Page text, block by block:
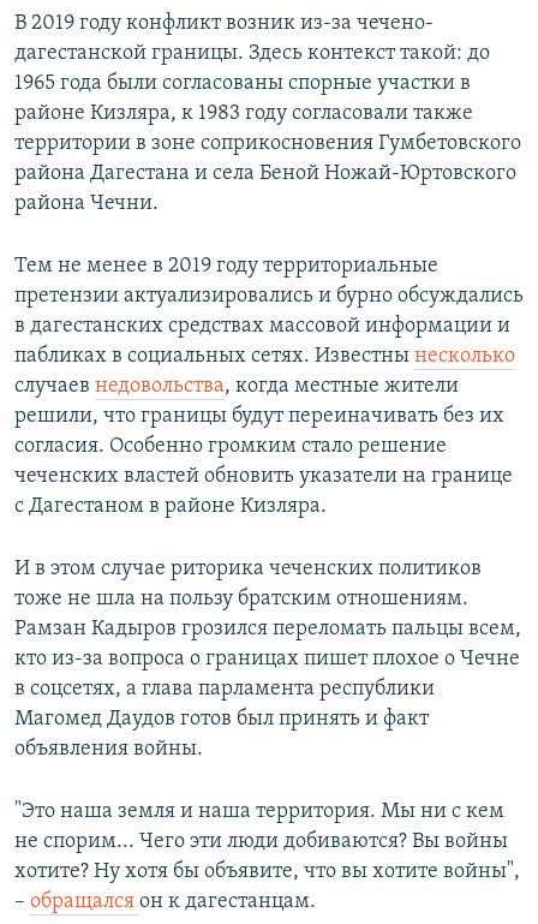
В 2019 году конфликт возник из-за чечено-
дагестанской границы. Здесь контекст такой: до
1965 года были согласованы спорные участки в
районе Кизляра, к 1983 году согласовали также
территории в зоне соприкосновения Гумбетовского
района Дагестана и села Беной Ножай-Юртовского
района Чечни.
Тем не менее в 2019 году территориальные
претензии актуализировались и бурно обсуждались
в дагестанских средствах массовой информации и
пабликах в социальных сетях. Известны несколько
случаев недовольства, когда местные жители
решили, что границы будут переиначивать без их
согласия. Особенно громким стало решение
чеченских властей обновить указатели на границе
с Дагестаном в районе Кизляра.
И в этом случае риторика чеченских политиков
тоже не шла на пользу братским отношениям.
Рамзан Кадыров грозился переломать пальцы всем,
кто из-за вопроса о границах пишет плохое о Чечне
в соцсетях, а глава парламента республики
Магомед Даудов готов был принять и факт
объявления войны.
"Это наша земля и наша территория. Мы ни с кем
не спорим... Чего эти люди добиваются? Вы войны
хотите? Ну хотя бы объявите, что вы хотите войны",
– обращался он к дагестанцам.